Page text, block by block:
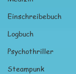
Einschreibebuch
Logbuch
Psychothriller
Steampunk